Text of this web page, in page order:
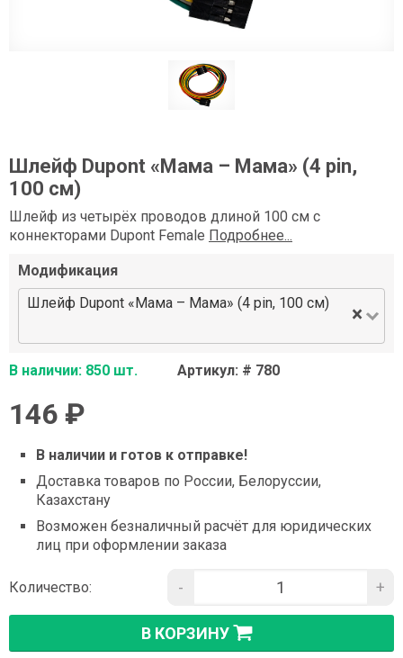
Шлейф Dupont «Мама – Мама» (4 pin,
100 см)
Шлейф из четырёх проводов длиной 100 см с
коннекторами Dupont Female Подробнее...
Модификация
Шлейф Dupont «Мама – Мама» (4 pin, 100 см)
×
В наличии: 850 шт. Артикул: # 780
146 ₽
В наличии и готов к отправке!
Доставка товаров по России, Белоруссии,
Казахстану
Возможен безналичный расчёт для юридических
лиц при оформлении заказа
Количество: - +
В КОРЗИНУ